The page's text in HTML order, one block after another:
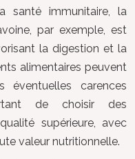
santé immunitaire, la
par exemple, est
la digestion et la
alimentaires peuvent
carences
de choisir des
supérieure, avec
valeur nutritionnelle.